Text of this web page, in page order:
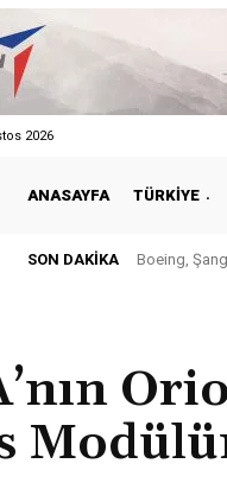
2026
ANASAYFA TÜRKIYE
SON DAKIKA Boeing,
Türkiye ile